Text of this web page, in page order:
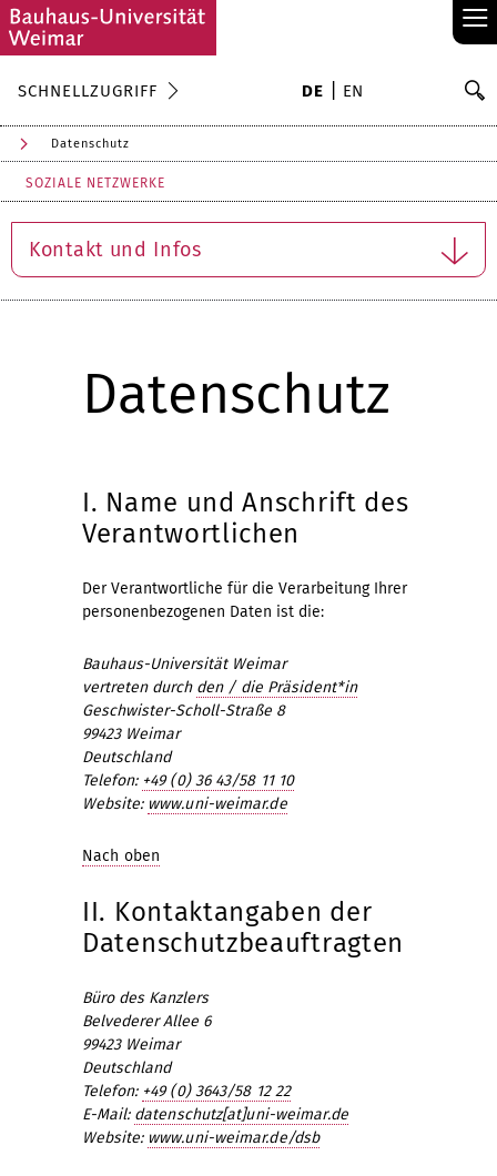
≡
SCHNELLZUGRIFF DE EN
Datenschutz
SOZIALE NETZWERKE
Kontakt und Infos
Datenschutz
I. Name und Anschrift des
Verantwortlichen
Der Verantwortliche für die Verarbeitung Ihrer
personenbezogenen Daten ist die:
Bauhaus-Universität Weimar
vertreten durch den / die Präsident*in
Geschwister-Scholl-Straße 8
99423 Weimar
Deutschland
Telefon: +49 (0) 36 43/58 11 10
Website: www.uni-weimar.de
Nach oben
II. Kontaktangaben der
Datenschutzbeauftragten
Büro des Kanzlers
Belvederer Allee 6
99423 Weimar
Deutschland
Telefon: +49 (0) 3643/58 12 22
E-Mail: datenschutz[at]uni-weimar.de
Website: www.uni-weimar.de/dsb